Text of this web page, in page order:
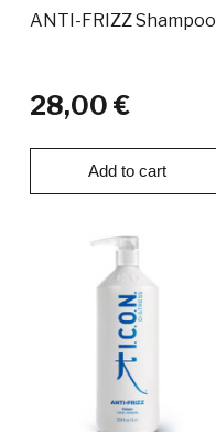
ANTI-FRIZZ Shampoo
28,00 €
Add to cart